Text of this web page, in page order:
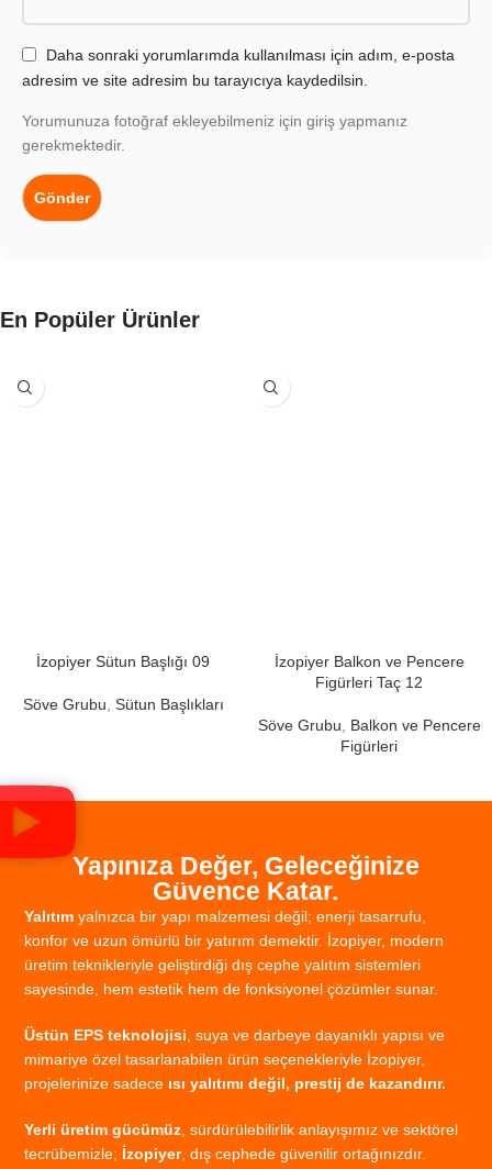
Daha sonraki yorumlarımda kullanılması için adım, e-posta
adresim ve site adresim bu tarayıcıya kaydedilsin.
Yorumunuza fotoğraf ekleyebilmeniz için giriş yapmanız
gerekmektedir.
En Popüler Ürünler
İzopiyer Sütun Başlığı 09
Söve Grubu Sütun Başlıkları
İzopiyer Balkon ve Pencere
Figürleri Taç 12
Söve Grubu
Balkon ve Pencere
Figürleri
Yapınıza Değer, Geleceğinize
Güvence Katar.
Yalıtım yalnızca bir yapı malzemesi değil; enerji tasarrufu,
konfor ve uzun ömürlü bir yatırım demektir. İzopiyer, modern
üretim teknikleriyle geliştirdiği dış cephe yalıtım sistemleri
sayesinde, hem estetik hem de fonksiyonel çözümler sunar.
Üstün EPS teknolojisi suya ve darbeye dayanıklı yapısı ve
mimariye özel tasarlanabilen ürün seçenekleriyle İzopiyer,
projelerinize sadece ısı yalıtımı değil, prestij de kazandırır.
Yerli üretim gücümüz sürdürülebilirlik anlayışımız ve sektörel
tecrübemizle; İzopiyer, dış cephede güvenilir ortağınızdır.